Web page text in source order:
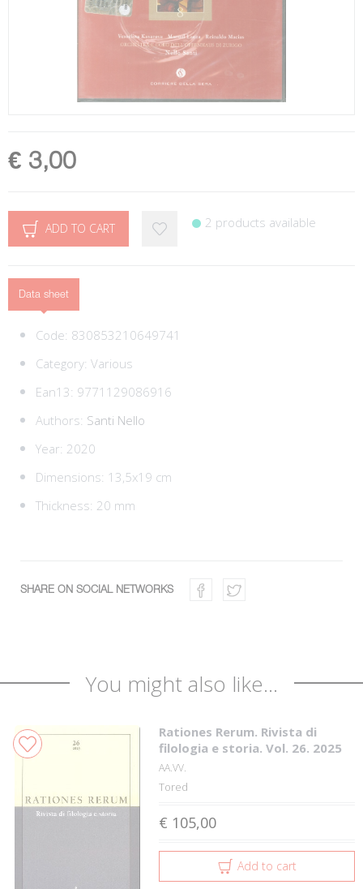
€ 3,00
ADD TO CART 2 products available
Data sheet
Code: 830853210649741
Category: Various
Ean13: 9771129086916
Authors: Santi Nello
Year: 2020
Dimensions: 13,5x19 cm
Thickness: 20 mm
SHARE ON SOCIAL NETWORKS
You might also like...
Rationes Rerum. Rivista di
filologia e storia. Vol. 26. 2025
AA.VV.
Tored
€ 105,00
Add to cart